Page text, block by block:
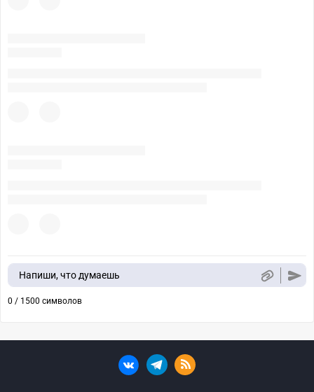
Напиши, что думаешь
0 / 1500 символов